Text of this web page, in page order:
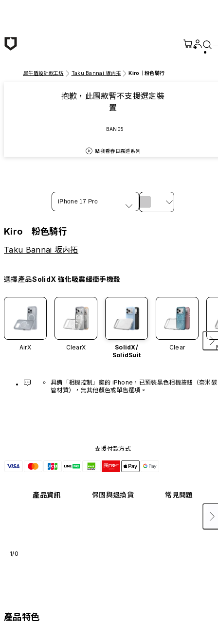
犀牛盾設計款工坊 Taku Bannai 坂内拓 Kiro｜粉色騎行
抱歉，此圖款暫不支援選定裝
置
BAN05
點我看春日霧透系列
iPhone 17 Pro
Kiro｜粉色騎行
Taku Bannai 坂内拓
選擇產品SolidX 強化吸震緩衝手機殼
AirX ClearX
SolidX/
SolidSuit
Clear
具備「相機控制」鍵的 iPhone，已預裝黑色相機按鈕（奈米碳
管材質），無其他顏色或單售選項。
支援付款方式
產品資訊 保固與退換貨 常見問題
1/0
產品特色